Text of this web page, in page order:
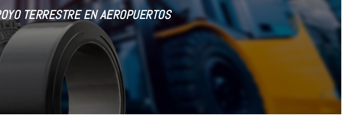
TERRESTRE EN AEROPUERTOS